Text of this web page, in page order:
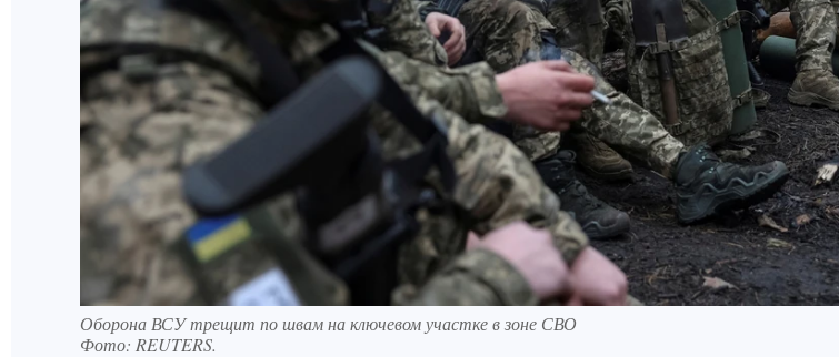
Оборона ВСУ трещит по швам на ключевом участке в зоне СВО
Фото: REUTERS.